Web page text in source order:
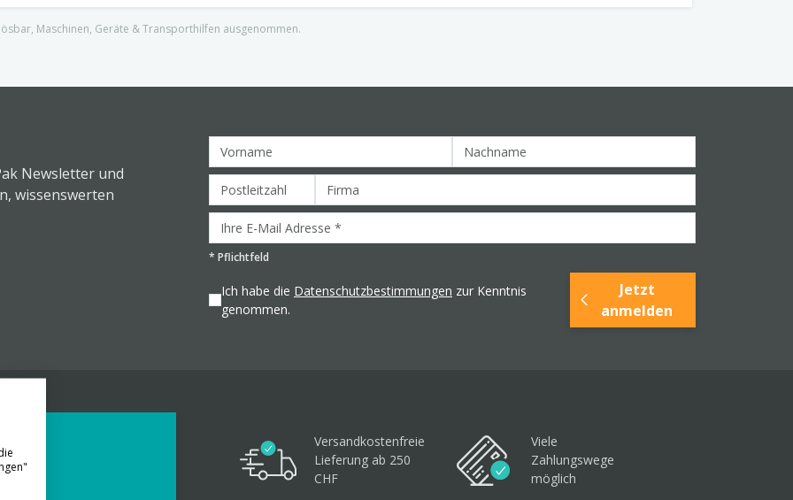
Maschinen, Geräte & Transporthilfen ausgenommen.
Newsletter und
wissenswerten
* Pflichtfeld
Ich habe die Datenschutzbestimmungen zur Kenntnis
genommen.
Jetzt
anmelden
Versandkostenfreie
Lieferung ab 250
CHF
Viele
Zahlungswege
möglich